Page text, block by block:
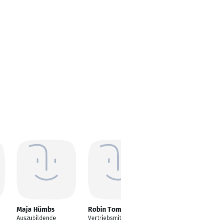
Maja Hümbs
Auszubildende
Robin Tomczok
Vertriebsmitarbeiter